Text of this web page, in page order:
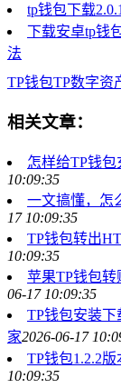
tp钱包下载
下载安卓tp钱
法
TP钱包TP数字资
相关文章：
怎样给TP钱
10:09:35
一文搞懂，怎
17 10:09:35
TP钱包转出
10:09:35
苹果TP钱包
06-17 10:09:35
TP钱包安装
家2026-06-17
TP钱包1.2.2
10:09:35